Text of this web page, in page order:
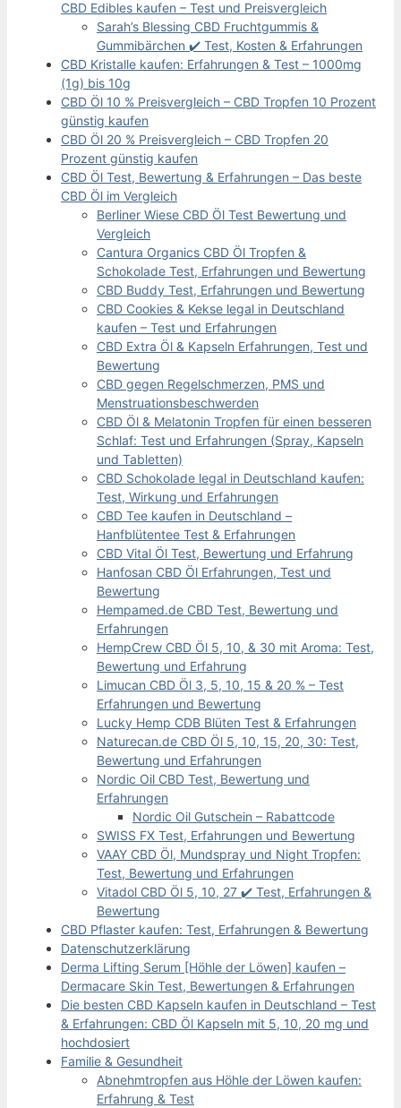
CBD Edibles kaufen – Test und Preisvergleich
Sarah’s Blessing CBD Fruchtgummis &
Gummibärchen ✔️ Test, Kosten & Erfahrungen
CBD Kristalle kaufen: Erfahrungen & Test – 1000mg
(1g) bis 10g
CBD Öl 10 % Preisvergleich – CBD Tropfen 10 Prozent
günstig kaufen
CBD Öl 20 % Preisvergleich – CBD Tropfen 20
Prozent günstig kaufen
CBD Öl Test, Bewertung & Erfahrungen – Das beste
CBD Öl im Vergleich
Berliner Wiese CBD Öl Test Bewertung und
Vergleich
Cantura Organics CBD Öl Tropfen &
Schokolade Test, Erfahrungen und Bewertung
CBD Buddy Test, Erfahrungen und Bewertung
CBD Cookies & Kekse legal in Deutschland
kaufen – Test und Erfahrungen
CBD Extra Öl & Kapseln Erfahrungen, Test und
Bewertung
CBD gegen Regelschmerzen, PMS und
Menstruationsbeschwerden
CBD Öl & Melatonin Tropfen für einen besseren
Schlaf: Test und Erfahrungen (Spray, Kapseln
und Tabletten)
CBD Schokolade legal in Deutschland kaufen:
Test, Wirkung und Erfahrungen
CBD Tee kaufen in Deutschland –
Hanfblütentee Test & Erfahrungen
CBD Vital Öl Test, Bewertung und Erfahrung
Hanfosan CBD Öl Erfahrungen, Test und
Bewertung
Hempamed.de CBD Test, Bewertung und
Erfahrungen
HempCrew CBD Öl 5, 10, & 30 mit Aroma: Test,
Bewertung und Erfahrung
Limucan CBD Öl 3, 5, 10, 15 & 20 % – Test
Erfahrungen und Bewertung
Lucky Hemp CDB Blüten Test & Erfahrungen
Naturecan.de CBD Öl 5, 10, 15, 20, 30: Test,
Bewertung und Erfahrungen
Nordic Oil CBD Test, Bewertung und
Erfahrungen
Nordic Oil Gutschein – Rabattcode
SWISS FX Test, Erfahrungen und Bewertung
VAAY CBD Öl, Mundspray und Night Tropfen:
Test, Bewertung und Erfahrungen
Vitadol CBD Öl 5, 10, 27 ✔️ Test, Erfahrungen &
Bewertung
CBD Pflaster kaufen: Test, Erfahrungen & Bewertung
Datenschutzerklärung
Derma Lifting Serum [Höhle der Löwen] kaufen –
Dermacare Skin Test, Bewertungen & Erfahrungen
Die besten CBD Kapseln kaufen in Deutschland – Test
& Erfahrungen: CBD Öl Kapseln mit 5, 10, 20 mg und
hochdosiert
Familie & Gesundheit
Abnehmtropfen aus Höhle der Löwen kaufen:
Erfahrung & Test